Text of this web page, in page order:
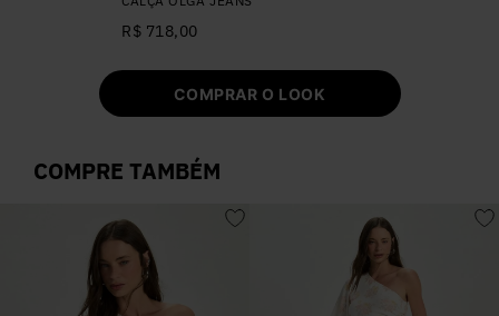
R$ 718,00
COMPRAR O LOOK
COMPRE TAMBÉM